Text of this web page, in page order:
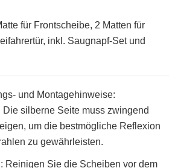
für Frontscheibe, 2 Matten für
inkl. Saugnapf-Set und
und Montagehinweise:
Die silberne Seite muss zwingend
um die bestmögliche Reflexion
zu gewährleisten.
: Reinigen Sie die Scheiben vor dem